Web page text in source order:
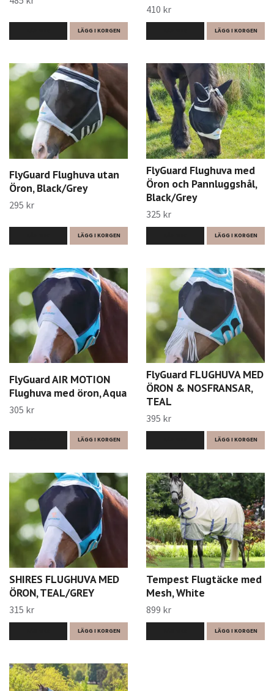
LÄGG I KORGEN
410 kr
LÄGG I KORGEN
FlyGuard Flughuva utan
Öron, Black/Grey
295 kr
LÄGG I KORGEN
FlyGuard Flughuva med
Öron och Pannluggshål,
Black/Grey
325 kr
LÄGG I KORGEN
FlyGuard AIR MOTION
Flughuva med öron, Aqua
305 kr
LÄGG I KORGEN
FlyGuard FLUGHUVA MED
ÖRON & NOSFRANSAR,
TEAL
395 kr
LÄGG I KORGEN
SHIRES FLUGHUVA MED
ÖRON, TEAL/GREY
315 kr
LÄGG I KORGEN
Tempest Flugtäcke med
Mesh, White
899 kr
LÄGG I KORGEN